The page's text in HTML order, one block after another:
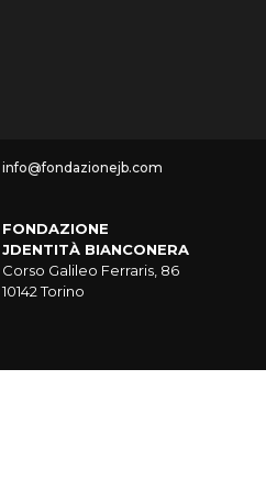
info@fondazionejb.com
FONDAZIONE
JDENTITÀ BIANCONERA
Corso Galileo Ferraris, 86
10142 Torino